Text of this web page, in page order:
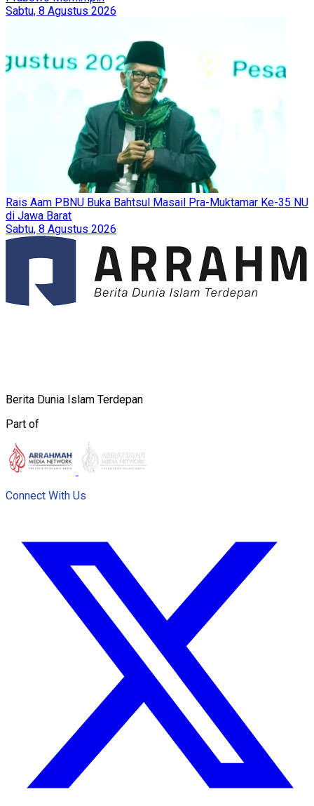
Sabtu, 8 Agustus 2026
Rais Aam PBNU Buka Bahtsul Masail Pra-Muktamar Ke-35 NU
di Jawa Barat
Sabtu, 8 Agustus 2026
Berita Dunia Islam Terdepan
Part of
Connect With Us